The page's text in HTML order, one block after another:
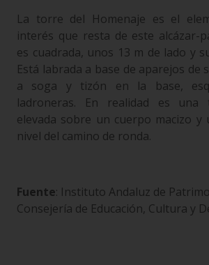
La torre del Homenaje es el
interés que resta de este alcázar-
es cuadrada, unos 13 m de lado y
Está labrada a base de aparejos de
a soga y tizón en la base,
ladroneras. En realidad es una
elevada sobre un cuerpo macizo y
nivel del camino de ronda.
Fuente: Instituto Andaluz de
Consejería de Educación, Cultura y